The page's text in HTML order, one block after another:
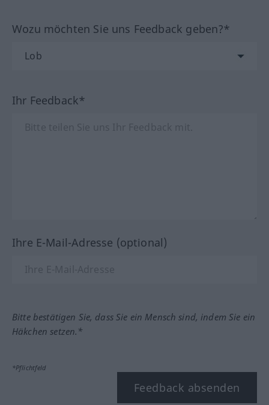
Wozu möchten Sie uns Feedback geben?*
Ihr Feedback*
Ihre E-Mail-Adresse (optional)
Bitte bestätigen Sie, dass Sie ein Mensch sind, indem Sie ein
Häkchen setzen.*
*Pflichtfeld
Feedback absenden